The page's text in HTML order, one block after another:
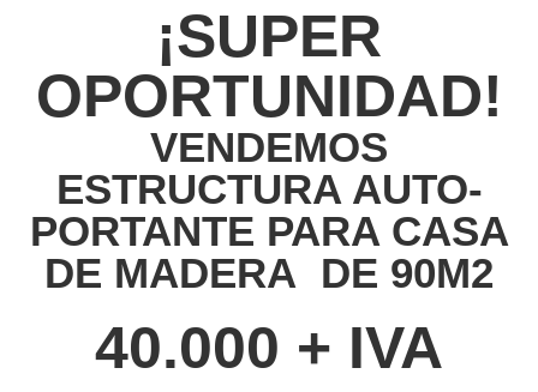
¡SUPER
OPORTUNIDAD!
VENDEMOS
ESTRUCTURA AUTO-
PORTANTE PARA CASA
DE MADERA DE 90M2
40.000 + IVA